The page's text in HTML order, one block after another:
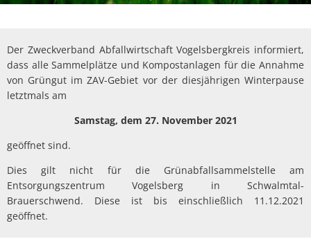
Der Zweckverband Abfallwirtschaft Vogelsbergkreis informiert,
dass alle Sammelplätze und Kompostanlagen für die Annahme
von Grüngut im ZAV-Gebiet vor der diesjährigen Winterpause
letztmals am
Samstag, dem 27. November 2021
geöffnet sind.
Dies gilt nicht für die Grünabfallsammelstelle am
Entsorgungszentrum Vogelsberg in Schwalmtal-
Brauerschwend. Diese ist bis einschließlich 11.12.2021
geöffnet.